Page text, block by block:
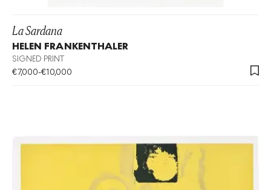
La Sardana
HELEN FRANKENTHALER
SIGNED PRINT
€7,000-€10,000